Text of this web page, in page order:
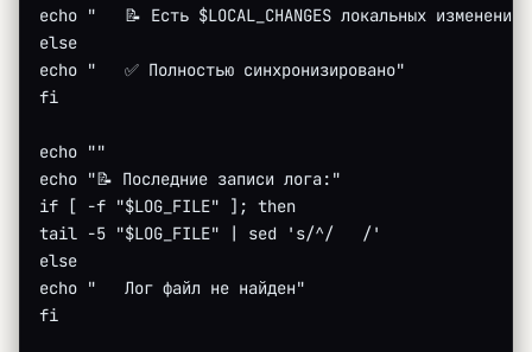
echo "   📝 Есть $LOCAL_CHANGES локальных изменений"
else
echo "   ✅ Полностью синхронизировано"
fi
echo ""
echo "📝 Последние записи лога:"
if [ -f "$LOG_FILE" ]; then
tail -5 "$LOG_FILE" | sed 's/^/   /'
else
echo "   Лог файл не найден"
fi